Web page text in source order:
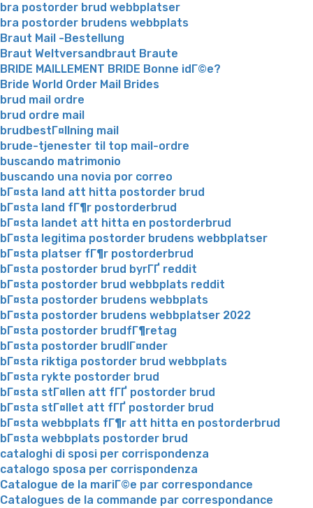
bra postorder brud webbplatser
bra postorder brudens webbplats
Braut Mail -Bestellung
Braut Weltversandbraut Braute
BRIDE MAILLEMENT BRIDE Bonne idГ©e?
Bride World Order Mail Brides
brud mail ordre
brud ordre mail
brudbestГ¤llning mail
brude-tjenester til top mail-ordre
buscando matrimonio
buscando una novia por correo
bГ¤sta land att hitta postorder brud
bГ¤sta land fГ¶r postorderbrud
bГ¤sta landet att hitta en postorderbrud
bГ¤sta legitima postorder brudens webbplatser
bГ¤sta platser fГ¶r postorderbrud
bГ¤sta postorder brud byrГҐ reddit
bГ¤sta postorder brud webbplats reddit
bГ¤sta postorder brudens webbplats
bГ¤sta postorder brudens webbplatser 2022
bГ¤sta postorder brudfГ¶retag
bГ¤sta postorder brudlГ¤nder
bГ¤sta riktiga postorder brud webbplats
bГ¤sta rykte postorder brud
bГ¤sta stГ¤llen att fГҐ postorder brud
bГ¤sta stГ¤llet att fГҐ postorder brud
bГ¤sta webbplats fГ¶r att hitta en postorderbrud
bГ¤sta webbplats postorder brud
cataloghi di sposi per corrispondenza
catalogo sposa per corrispondenza
Catalogue de la mariГ©e par correspondance
Catalogues de la commande par correspondance